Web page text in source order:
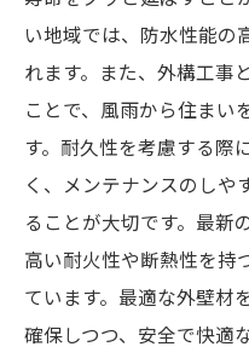
防犯対策とし
外構デザイン
安全性を高め
自然災害に備
安心感を与え
実践的な外壁塗装
耐久性を左右
い地域では、防水性能の
れます。また、外構工事
ことで、風雨から住まい
す。耐久性を考慮する際
く、メンテナンスのしや
ることが大切です。最新
高い耐火性や断熱性を持
ています。最適な外壁材
確保しつつ、安全で快適